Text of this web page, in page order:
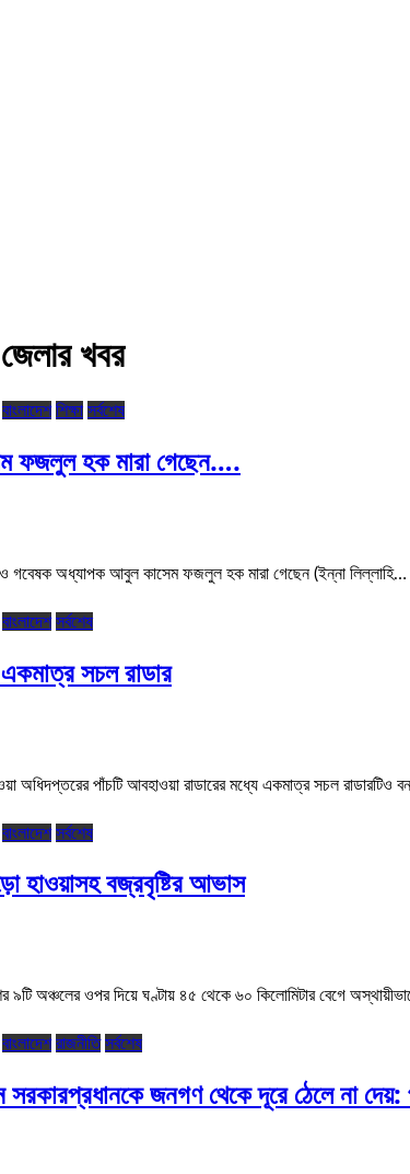
জেলার খবর
বাংলাদেশ শিক্ষা সর্বশেষ
ফজলুল হক মারা গেছেন….
ও গবেষক অধ্যাপক আবুল কাসেম ফজলুল হক মারা গেছেন (ইন্না লিল্লাহি…
বাংলাদেশ সর্বশেষ
সচল রাডার
অধিদপ্তরের পাঁচটি আবহাওয়া রাডারের মধ্যে একমাত্র সচল রাডারটিও
বাংলাদেশ সর্বশেষ
হাওয়াসহ বজ্রবৃষ্টির আভাস
৯টি অঞ্চলের ওপর দিয়ে ঘণ্টায় ৪৫ থেকে ৬০ কিলোমিটার বেগে
বাংলাদেশ রাজনীতি সর্বশেষ
জনগণ থেকে দূরে ঠেলে না দেয়: